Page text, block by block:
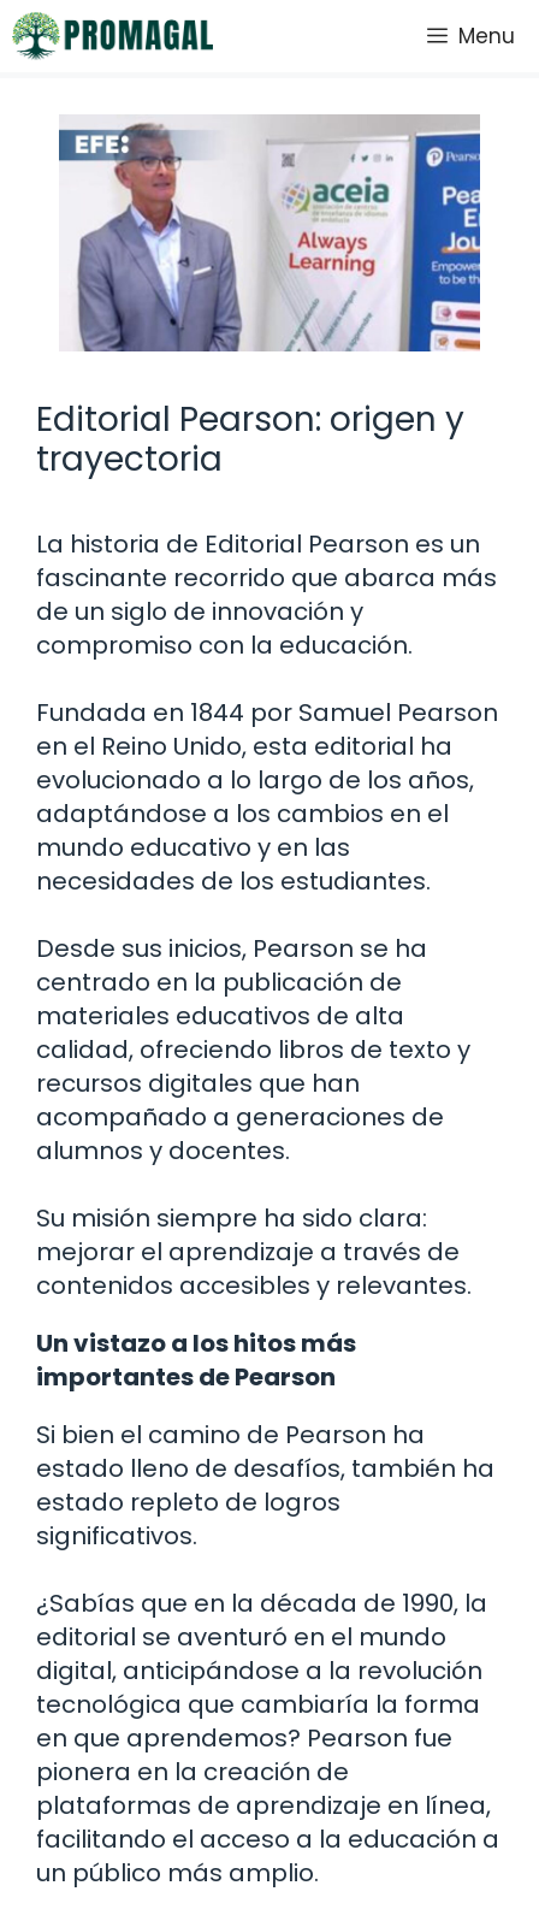
Saltar
al
Menu
Editorial Pearson: origen y
trayectoria
La historia de Editorial Pearson es un
fascinante recorrido que abarca más
de un siglo de innovación y
compromiso con la educación.
Fundada en 1844 por Samuel Pearson
en el Reino Unido, esta editorial ha
evolucionado a lo largo de los años,
adaptándose a los cambios en el
mundo educativo y en las
necesidades de los estudiantes.
Desde sus inicios, Pearson se ha
centrado en la publicación de
materiales educativos de alta
calidad, ofreciendo libros de texto y
recursos digitales que han
acompañado a generaciones de
alumnos y docentes.
Su misión siempre ha sido clara:
mejorar el aprendizaje a través de
contenidos accesibles y relevantes.
Un vistazo a los hitos más
importantes de Pearson
Si bien el camino de Pearson ha
estado lleno de desafíos, también ha
estado repleto de logros
significativos.
¿Sabías que en la década de 1990, la
editorial se aventuró en el mundo
digital, anticipándose a la revolución
tecnológica que cambiaría la forma
en que aprendemos? Pearson fue
pionera en la creación de
plataformas de aprendizaje en línea,
facilitando el acceso a la educación a
un público más amplio.